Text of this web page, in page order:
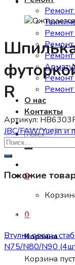
Ремонт
Ремонт
Ремонт
Ремонт
Ремонт
О нас
Контакты
Искать:
0
0
Корзина
Корзина
R
Артикул:
JBC/FAW/Yuejin и
Похожие
Запасные части
Втулка опоры
N75/N80/N90